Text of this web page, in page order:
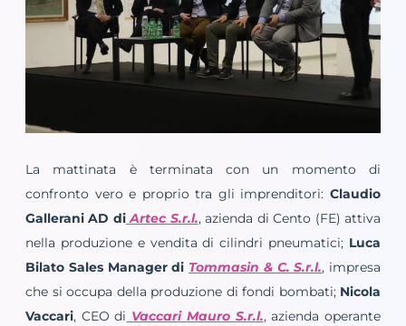
La mattinata è terminata con un momento di
confronto vero e proprio tra gli imprenditori: Claudio
Gallerani AD diArtec S.r.l., azienda di Cento (FE) attiva
nella produzione e vendita di cilindri pneumatici; Luca
Bilato Sales Manager di Tommasin & C. S.r.l., impresa
che si occupa della produzione di fondi bombati; Nicola
Vaccari, CEO di Vaccari Mauro S.r.l., azienda operante